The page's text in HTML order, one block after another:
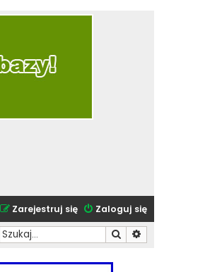
Zaloguj się
Zarejestruj się
Szukaj